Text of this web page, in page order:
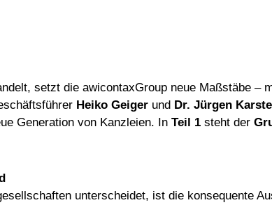
setzt die awicontaxGroup neue Maßstäbe –
Heiko Geiger und Dr. Jürgen
Generation von Kanzleien. In Teil 1 steht der
unterscheidet, ist die konsequente